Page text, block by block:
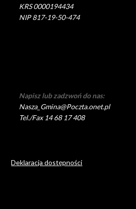
KRS 0000194434
NIP 817-19-50-474
Napisz lub zadzwoń do nas:
Nasza_Gmina@Poczta.onet.pl
Tel./Fax 14 68 17 408
Deklaracja dostępności